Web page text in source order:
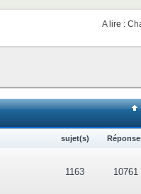
A lire :
sujet(s)
1163 10761